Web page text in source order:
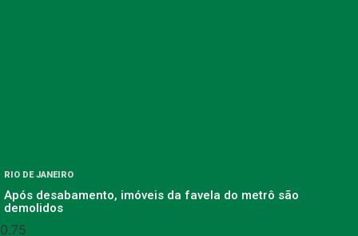
RIO DE JANEIRO
Após desabamento, imóveis da favela do metrô são
demolidos